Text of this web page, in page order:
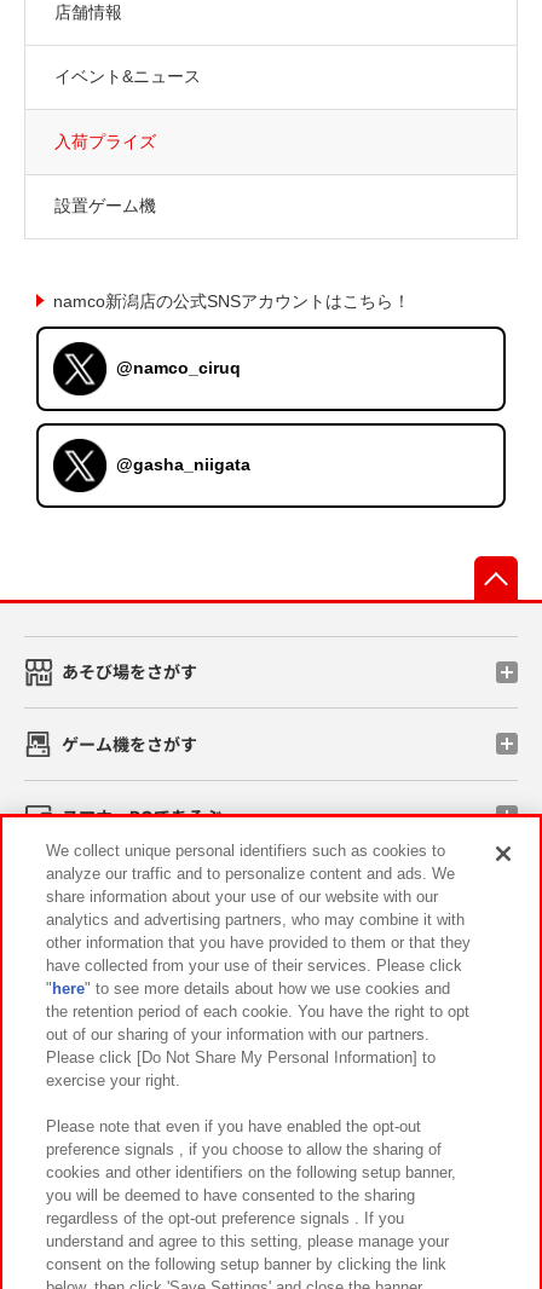
店舗情報
イベント&ニュース
入荷プライズ
設置ゲーム機
namco新潟店の公式SNSアカウントはこちら！
@namco_ciruq
@gasha_niigata
あそび場をさがす
ゲーム機をさがす
スマホ・PCであそぶ
イベント・キャンペーン
関連会社 サステナビリティ サイトポリシー
プライバシーポリシー ウェブアクセシビリティ方針と検証結果
お取引先さまとともに
カスタマーハラスメント対応方針 よくあるご質問・お問い合わせ
We collect unique personal identifiers such as cookies to
analyze our traffic and to personalize content and ads. We
share information about your use of our website with our
analytics and advertising partners, who may combine it with
other information that you have provided to them or that they
have collected from your use of their services. Please click
" here" to see more details about how we use cookies and
the retention period of each cookie. You have the right to opt
out of our sharing of your information with our partners.
Please click [Do Not Share My Personal Information] to
exercise your right.
Please note that even if you have enabled the opt-out
preference signals , if you choose to allow the sharing of
cookies and other identifiers on the following setup banner,
you will be deemed to have consented to the sharing
regardless of the opt-out preference signals . If you
understand and agree to this setting, please manage your
consent on the following setup banner by clicking the link